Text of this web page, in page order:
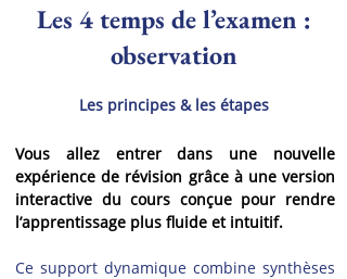
Les 4 temps de l’examen :
observation
Les principes & les étapes
Vous allez entrer dans une nouvelle
expérience de révision grâce à une version
interactive du cours conçue pour rendre
l’apprentissage plus fluide et intuitif.
Ce support dynamique combine synthèses